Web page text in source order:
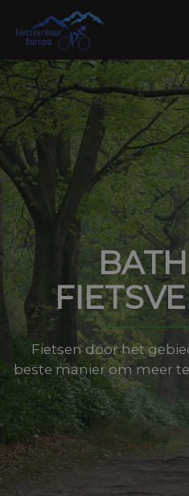
content
Fietsen door het
beste manier om meer